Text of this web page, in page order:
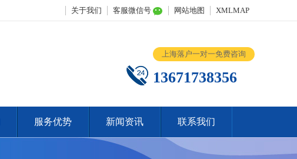
关于我们 客服微信号 网站地图 XMLMAP
上海落户一对一免费咨询
13671738356
服务优势 新闻资讯 联系我们